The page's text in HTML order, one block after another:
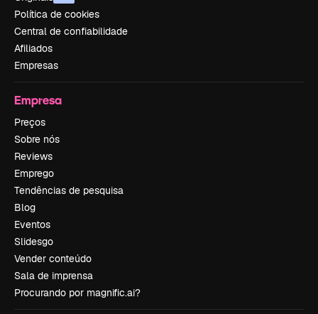
Política de cookies
Central de confiabilidade
Afiliados
Empresas
Empresa
Preços
Sobre nós
Reviews
Emprego
Tendências de pesquisa
Blog
Eventos
Slidesgo
Vender conteúdo
Sala de imprensa
Procurando por magnific.ai?